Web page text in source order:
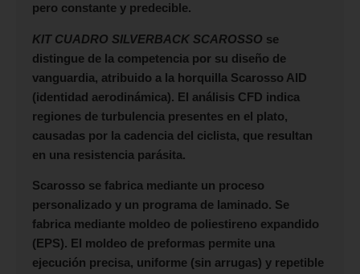
pero constante y predecible.
KIT CUADRO SILVERBACK SCAROSSO se
distingue de la competencia por su diseño de
vanguardia, atribuido a la horquilla Scarosso AID
(identidad aerodinámica). El análisis CFD indica
regiones de turbulencia presentes en el plato,
causadas por la cadencia del ciclista, que resultan
en una resistencia parásita.
Scarosso se fabrica mediante un proceso
personalizado y un programa de laminado. Se
fabrica mediante moldeo de poliestireno expandido
(EPS). El moldeo de preformas permite una
ejecución precisa, uniforme (sin arrugas) y repetible